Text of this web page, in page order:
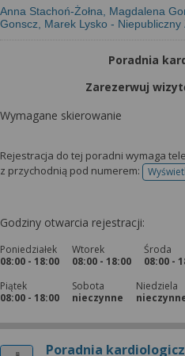
Anna Stachoń-Żołna, Magdalena
Gonscz, Marek Lysko - Niepubliczny
Poradnia
Zarezerwuj
Wymagane skierowanie
Rejestracja do tej poradni wymaga
z przychodnią pod numerem:
Godziny otwarcia rejestracji:
Poniedziałek
08:00 - 18:00
Wtorek
08:00 - 18:00
Środa
08:00 -
Piątek
08:00 - 18:00
Sobota
nieczynne
Niedziela
Poradnia